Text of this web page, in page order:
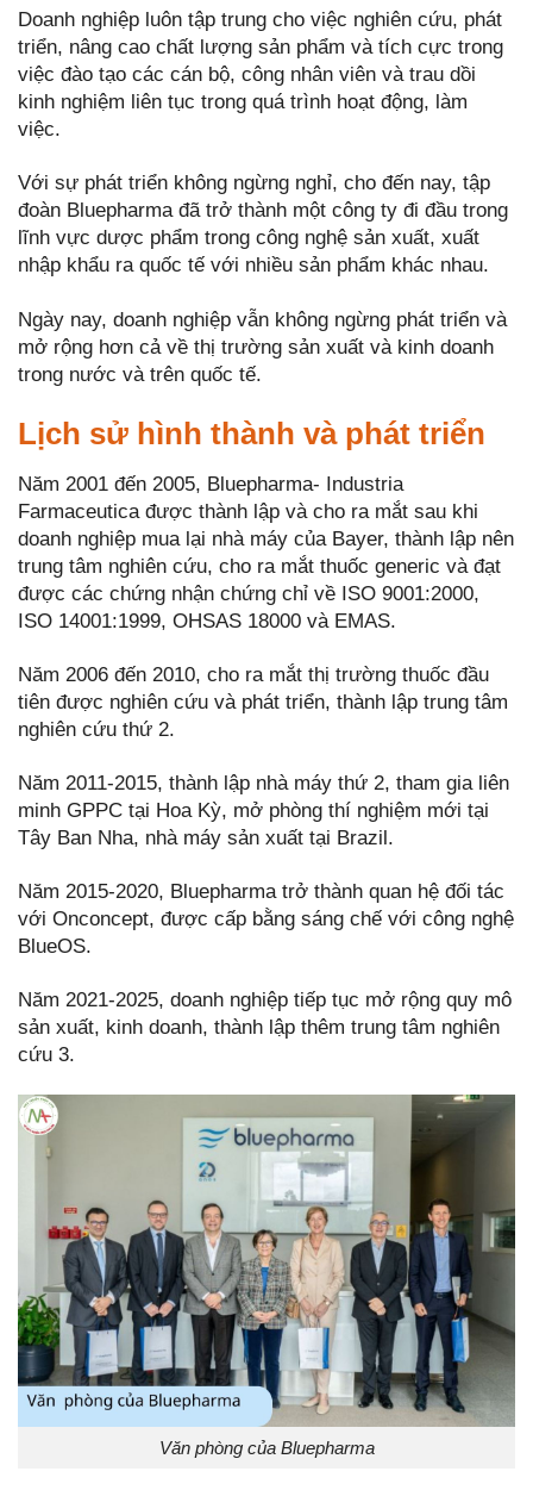
Doanh nghiệp luôn tập trung cho việc nghiên cứu, phát
triển, nâng cao chất lượng sản phẩm và tích cực trong
việc đào tạo các cán bộ, công nhân viên và trau dồi
kinh nghiệm liên tục trong quá trình hoạt động, làm
việc.
Với sự phát triển không ngừng nghỉ, cho đến nay, tập
đoàn Bluepharma đã trở thành một công ty đi đầu trong
lĩnh vực dược phẩm trong công nghệ sản xuất, xuất
nhập khẩu ra quốc tế với nhiều sản phẩm khác nhau.
Ngày nay, doanh nghiệp vẫn không ngừng phát triển và
mở rộng hơn cả về thị trường sản xuất và kinh doanh
trong nước và trên quốc tế.
Lịch sử hình thành và phát triển
Năm 2001 đến 2005, Bluepharma- Industria
Farmaceutica được thành lập và cho ra mắt sau khi
doanh nghiệp mua lại nhà máy của Bayer, thành lập nên
trung tâm nghiên cứu, cho ra mắt thuốc generic và đạt
được các chứng nhận chứng chỉ về ISO 9001:2000,
ISO 14001:1999, OHSAS 18000 và EMAS.
Năm 2006 đến 2010, cho ra mắt thị trường thuốc đầu
tiên được nghiên cứu và phát triển, thành lập trung tâm
nghiên cứu thứ 2.
Năm 2011-2015, thành lập nhà máy thứ 2, tham gia liên
minh GPPC tại Hoa Kỳ, mở phòng thí nghiệm mới tại
Tây Ban Nha, nhà máy sản xuất tại Brazil.
Năm 2015-2020, Bluepharma trở thành quan hệ đối tác
với Onconcept, được cấp bằng sáng chế với công nghệ
BlueOS.
Năm 2021-2025, doanh nghiệp tiếp tục mở rộng quy mô
sản xuất, kinh doanh, thành lập thêm trung tâm nghiên
cứu 3.
Văn phòng của Bluepharma